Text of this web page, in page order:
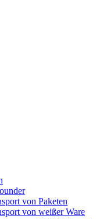
von Paketen
von weißer Ware